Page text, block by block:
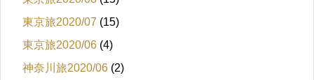
東京旅2020/07 (15)
東京旅2020/06 (4)
神奈川旅2020/06 (2)